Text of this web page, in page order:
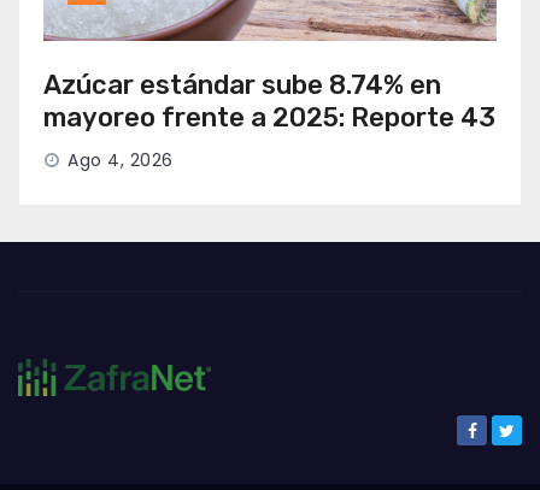
Azúcar estándar sube 8.74% en
mayoreo frente a 2025: Reporte 43
Ago 4, 2026